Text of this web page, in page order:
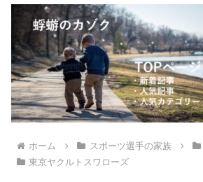
ホーム スポーツ選手の家族
東京ヤクルトスワローズ